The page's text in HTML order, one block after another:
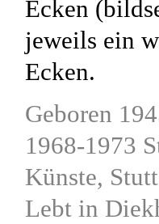
Ecken
jeweils ein
Ecken.
Geboren
1968-1973
Künste,
Lebt in